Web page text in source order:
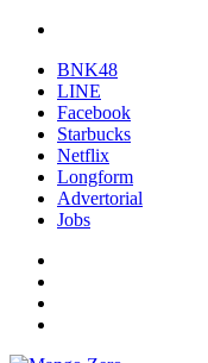
BNK48
LINE
Facebook
Starbucks
Netflix
Longform
Advertorial
Jobs